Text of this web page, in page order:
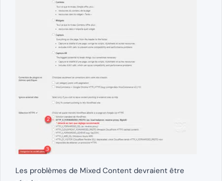
Les problèmes de Mixed Content devraient être